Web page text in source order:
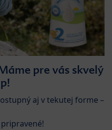
pre vás skvelý
aj v tekutej forme –